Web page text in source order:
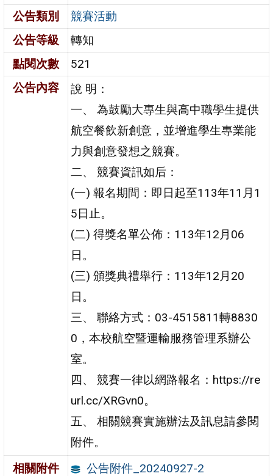
公告類別
競賽活動
公告等級
轉知
點閱次數
521
公告內容
說 明：
一、 為鼓勵大專生與高中職學生提供
航空餐飲新創意，並增進學生專業能
力與創意發想之競賽。
二、 競賽資訊如后：
(一) 報名期間：即日起至113年11月1
5日止。
(二) 得獎名單公佈：113年12月06
日。
(三) 頒獎典禮舉行：113年12月20
日。
三、 聯絡方式：03-4515811轉8830
0，本校航空暨運輸服務管理系辦公
室。
四、 競賽一律以網路報名：https://re
url.cc/XRGvn0。
五、 相關競賽實施辦法及訊息請參閱
附件。
相關附件
公告附件_20240927-2